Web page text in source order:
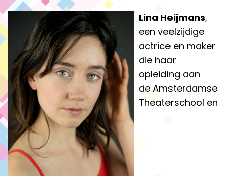
Lina Heijmans,
een veelzijdige
actrice en maker
die haar
opleiding aan
de Amsterdamse
Theaterschool en